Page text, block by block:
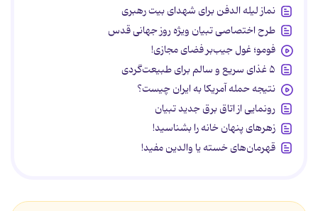
نماز لیله الدفن برای شهدای بیت رهبری
طرح اختصاصی تبیان ویژه روز جهانی قدس
فومو؛ غول جیب‌بر فضای مجازی!
۵ غذای سریع و سالم برای طبیعت‌گردی
نتیجه حمله آمریکا به ایران چیست؟
رونمایی از اتاق برق جدید تبیان
زهرهای پنهان خانه را بشناسید!
قهرمان‌های خسته یا والدین مفید!